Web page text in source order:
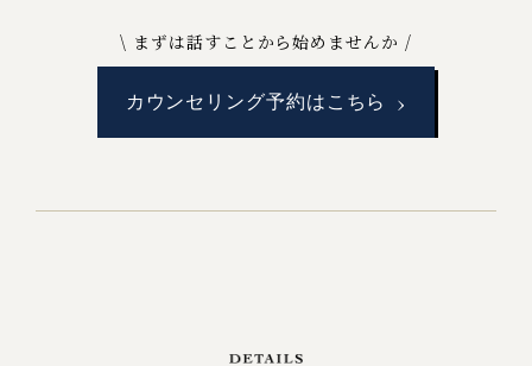
まずは話すことから始めませんか
カウンセリング予約はこちら ›